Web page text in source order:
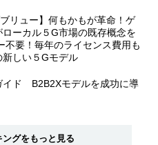
リュー】何もかもが革命！ゲ
ーカル５G市場の既存概念を
不要！毎年のライセンス費用も
しい５Gモデル
イド B2B2Xモデルを成功に導
グをもっと見る